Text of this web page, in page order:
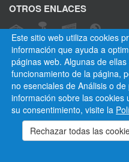
Este sitio web utiliza cookies
información que ayuda a
páginas web. Algunas de
funcionamiento de la página,
no esenciales de Análisis o
información sobre las cookies
su consentimiento, visite la
OTROS ENLACES
CANAL ÉTICO
Empresa Municipal de
Cookies
Privacidad